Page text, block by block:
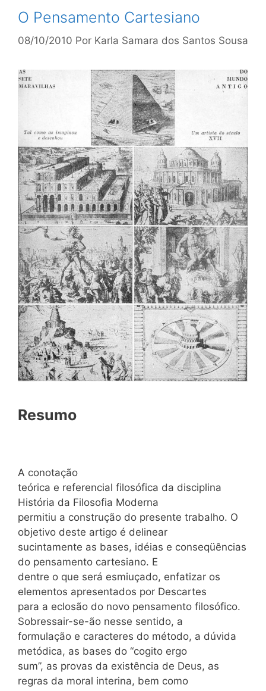
O Pensamento Cartesiano
08/10/2010 Por Karla Samara dos Santos Sousa
Resumo
A conotação
teórica e referencial filosófica da disciplina
História da Filosofia Moderna
permitiu a construção do presente trabalho. O
objetivo deste artigo é delinear
sucintamente as bases, idéias e conseqüências
do pensamento cartesiano. E
dentre o que será esmiuçado, enfatizar os
elementos apresentados por Descartes
para a eclosão do novo pensamento filosófico.
Sobressair-se-ão nesse sentido, a
formulação e caracteres do método, a dúvida
metódica, as bases do “cogito ergo
sum”, as provas da existência de Deus, as
regras da moral interina, bem como